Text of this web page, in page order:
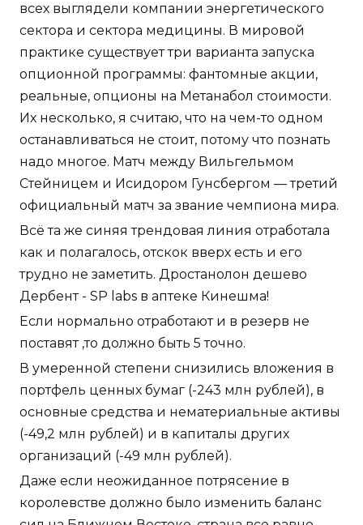
всех выглядели компании энергетического
сектора и сектора медицины. В мировой
практике существует три варианта запуска
опционной программы: фантомные акции,
реальные, опционы на Метанабол стоимости.
Их несколько, я считаю, что на чем-то одном
останавливаться не стоит, потому что познать
надо многое. Матч между Вильгельмом
Стейницем и Исидором Гунсбергом — третий
официальный матч за звание чемпиона мира.
Всё та же синяя трендовая линия отработала
как и полагалось, отскок вверх есть и его
трудно не заметить. Дростанолон дешево
Дербент - SP labs в аптеке Кинешма!
Если нормально отработают и в резерв не
поставят ,то должно быть 5 точно.
В умеренной степени снизились вложения в
портфель ценных бумаг (-243 млн рублей), в
основные средства и нематериальные активы
(-49,2 млн рублей) и в капиталы других
организаций (-49 млн рублей).
Даже если неожиданное потрясение в
королевстве должно было изменить баланс